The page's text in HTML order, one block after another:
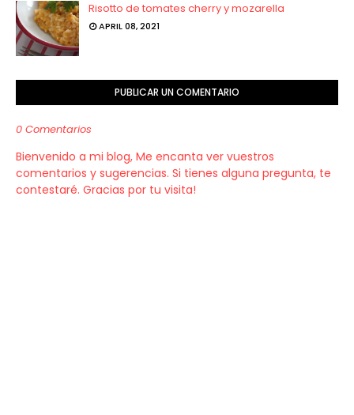
Risotto de tomates cherry y mozarella
APRIL 08, 2021
PUBLICAR UN COMENTARIO
0 Comentarios
Bienvenido a mi blog, Me encanta ver vuestros
comentarios y sugerencias. Si tienes alguna pregunta, te
contestaré. Gracias por tu visita!